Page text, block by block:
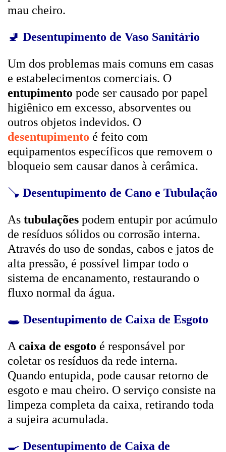
mau cheiro.
🚽 Desentupimento de Vaso Sanitário
Um dos problemas mais comuns em casas
e estabelecimentos comerciais. O
entupimento pode ser causado por papel
higiênico em excesso, absorventes ou
outros objetos indevidos. O
desentupimento é feito com
equipamentos específicos que removem o
bloqueio sem causar danos à cerâmica.
🪠 Desentupimento de Cano e Tubulação
As tubulações podem entupir por acúmulo
de resíduos sólidos ou corrosão interna.
Através do uso de sondas, cabos e jatos de
alta pressão, é possível limpar todo o
sistema de encanamento, restaurando o
fluxo normal da água.
🕳️ Desentupimento de Caixa de Esgoto
A caixa de esgoto é responsável por
coletar os resíduos da rede interna.
Quando entupida, pode causar retorno de
esgoto e mau cheiro. O serviço consiste na
limpeza completa da caixa, retirando toda
a sujeira acumulada.
🍳 Desentupimento de Caixa de